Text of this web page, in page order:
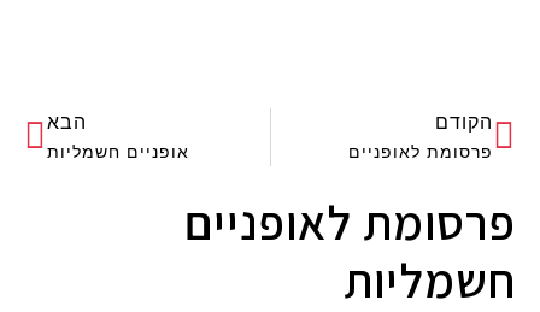
הקודם
פרסומת לאופניים
הבא
אופניים חשמליות
פרסומת לאופניים
חשמליות